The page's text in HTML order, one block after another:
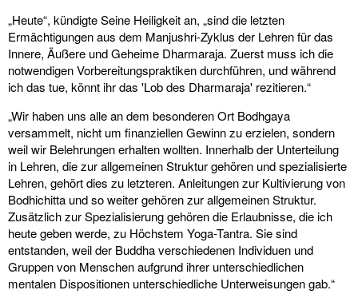
„Heute“, kündigte Seine Heiligkeit an, „sind die letzten
Ermächtigungen aus dem Manjushri-Zyklus der Lehren für das
Innere, Äußere und Geheime Dharmaraja. Zuerst muss ich die
notwendigen Vorbereitungspraktiken durchführen, und während
ich das tue, könnt ihr das 'Lob des Dharmaraja' rezitieren.“
„Wir haben uns alle an dem besonderen Ort Bodhgaya
versammelt, nicht um finanziellen Gewinn zu erzielen, sondern
weil wir Belehrungen erhalten wollten. Innerhalb der Unterteilung
in Lehren, die zur allgemeinen Struktur gehören und spezialisierte
Lehren, gehört dies zu letzteren. Anleitungen zur Kultivierung von
Bodhichitta und so weiter gehören zur allgemeinen Struktur.
Zusätzlich zur Spezialisierung gehören die Erlaubnisse, die ich
heute geben werde, zu Höchstem Yoga-Tantra. Sie sind
entstanden, weil der Buddha verschiedenen Individuen und
Gruppen von Menschen aufgrund ihrer unterschiedlichen
mentalen Dispositionen unterschiedliche Unterweisungen gab.“